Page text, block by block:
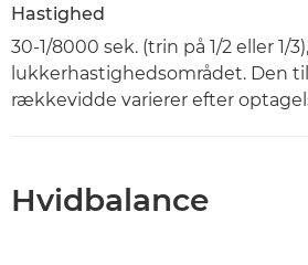
Hastighed
30-1/8000 sek. (trin på 1/2 eller 1/
lukkerhastighedsområdet. Den
rækkevidde varierer efter
Hvidbalance